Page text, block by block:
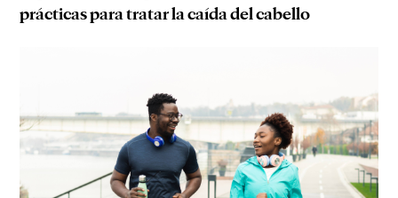
prácticas para tratar la caída del cabello